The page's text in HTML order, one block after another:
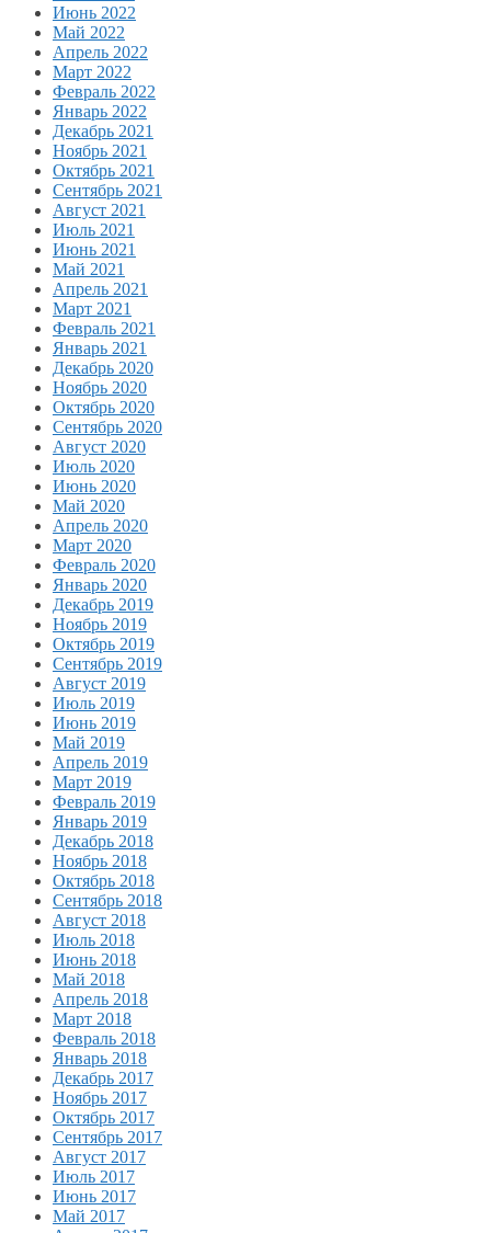
Июнь 2022
Май 2022
Апрель 2022
Март 2022
Февраль 2022
Январь 2022
Декабрь 2021
Ноябрь 2021
Октябрь 2021
Сентябрь 2021
Август 2021
Июль 2021
Июнь 2021
Май 2021
Апрель 2021
Март 2021
Февраль 2021
Январь 2021
Декабрь 2020
Ноябрь 2020
Октябрь 2020
Сентябрь 2020
Август 2020
Июль 2020
Июнь 2020
Май 2020
Апрель 2020
Март 2020
Февраль 2020
Январь 2020
Декабрь 2019
Ноябрь 2019
Октябрь 2019
Сентябрь 2019
Август 2019
Июль 2019
Июнь 2019
Май 2019
Апрель 2019
Март 2019
Февраль 2019
Январь 2019
Декабрь 2018
Ноябрь 2018
Октябрь 2018
Сентябрь 2018
Август 2018
Июль 2018
Июнь 2018
Май 2018
Апрель 2018
Март 2018
Февраль 2018
Январь 2018
Декабрь 2017
Ноябрь 2017
Октябрь 2017
Сентябрь 2017
Август 2017
Июль 2017
Июнь 2017
Май 2017